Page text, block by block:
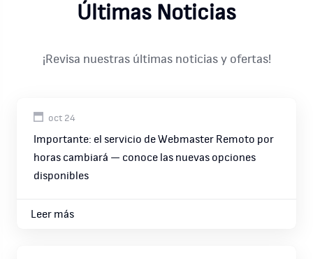
Últimas Noticias
¡Revisa nuestras últimas noticias y ofertas!
oct 24
Importante: el servicio de Webmaster Remoto por
horas cambiará — conoce las nuevas opciones
disponibles
Leer más